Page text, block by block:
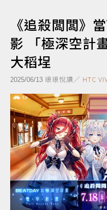
《追殺闆闆》
影 「極深空計
大稻埕
2025/06/13 琅琅悅讀／ HTC